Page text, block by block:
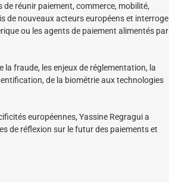
réunir paiement, commerce, mobilité,
de nouveaux acteurs européens et interroge
ou les agents de paiement alimentés par
fraude, les enjeux de réglementation, la
de la biométrie aux technologies
européennes, Yassine Regragui a
de réflexion sur le futur des paiements et